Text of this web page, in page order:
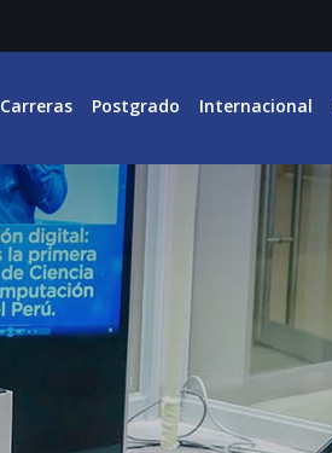
Carreras Postgrado Internacional